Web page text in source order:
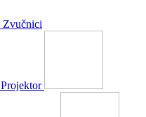
Zvučnici
Projektor